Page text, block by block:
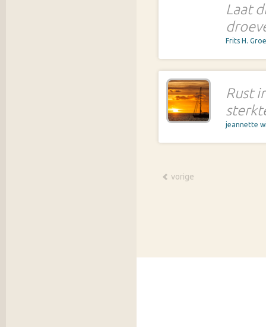
Laat
Frits H.
Rust
jeannette
vorige